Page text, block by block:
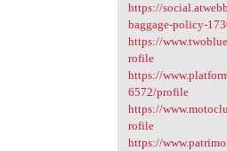
https://
baggage-policy-
https://
rofile
https://
6572/profile
https://
rofile
https://